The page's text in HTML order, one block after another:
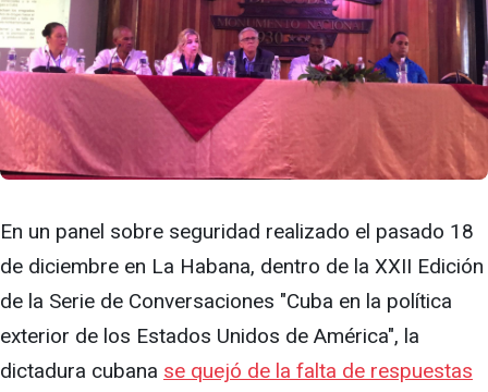
En un panel sobre seguridad realizado el pasado 18
de diciembre en La Habana, dentro de la XXII Edición
de la Serie de Conversaciones "Cuba en la política
exterior de los Estados Unidos de América", la
dictadura cubana se quejó de la falta de respuestas